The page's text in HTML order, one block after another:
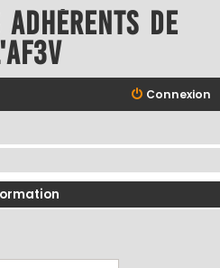
adhérents de
Connexion